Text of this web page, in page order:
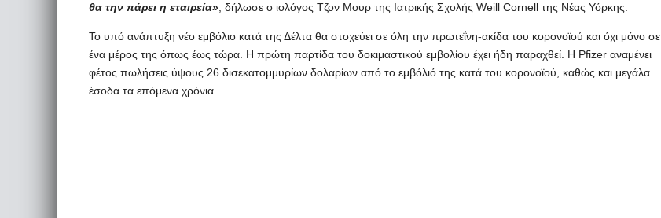
θα την πάρει η εταιρεία» , δήλωσε ο ιολόγος Τζον Μουρ της Ιατρικής Σχολής Weill Cornell της Νέας Υόρκης.
Το υπό ανάπτυξη νέο εμβόλιο κατά της Δέλτα θα στοχεύει σε όλη την πρωτεΐνη-ακίδα του κορονοϊού και όχι μόνο σε
ένα μέρος της όπως έως τώρα. Η πρώτη παρτίδα του δοκιμαστικού εμβολίου έχει ήδη παραχθεί. Η Pfizer αναμένει
φέτος πωλήσεις ύψους 26 δισεκατομμυρίων δολαρίων από το εμβόλιό της κατά του κορονοϊού, καθώς και μεγάλα
έσοδα τα επόμενα χρόνια.